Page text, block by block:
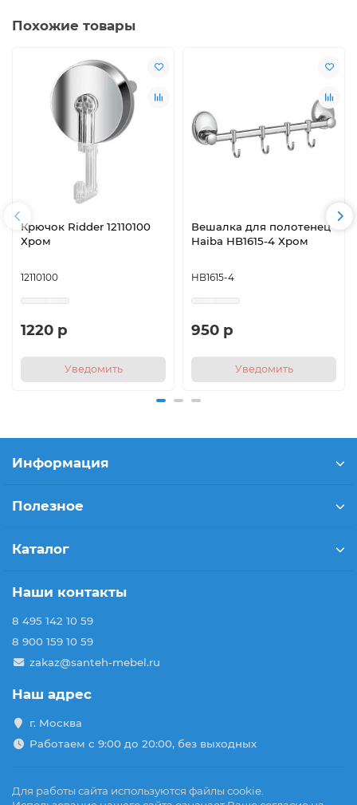
Похожие товары
Крючок Ridder 12110100
Хром
12110100
1220 р
Уведомить
Вешалка для полотенец
Haiba HB1615-4 Хром
HB1615-4
950 р
Уведомить
Информация
Полезное
Каталог
Наши контакты
8 495 142 10 59
8 900 159 10 59
zakaz@santeh-mebel.ru
Наш адрес
г. Москва
Работаем с 9:00 до 20:00, без выходных
Для работы сайта используются файлы cookie.